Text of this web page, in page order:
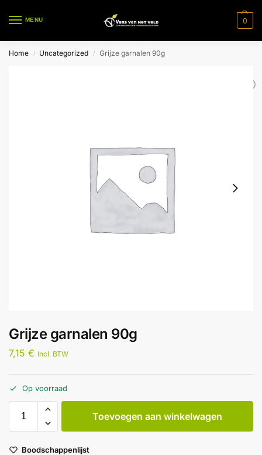
MENU 0
Home / Uncategorized / Grijze garnalen 90g
Grijze garnalen 90g
7,15 € Incl. BTW
Op voorraad
Toevoegen aan winkelwagen
Boodschappenlijst